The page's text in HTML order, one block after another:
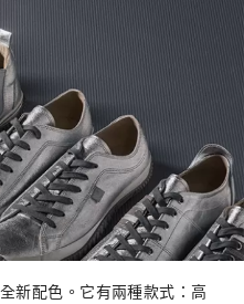
新配色。它有兩種款式：高